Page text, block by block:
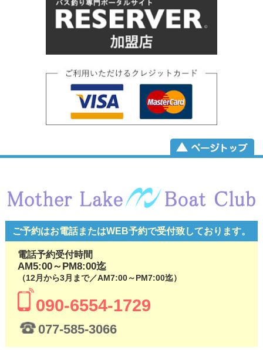
ご予約はお電話またはWEB予約で受付致しております。
電話予約受付時間
AM5:00～PM8:00迄
（12月から3月まで／AM7:00～PM7:00迄）
090-6554-1729
077-585-3066